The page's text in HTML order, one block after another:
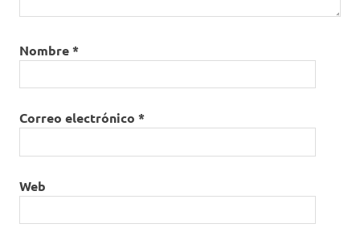
Nombre*
Correo electrónico *
Web